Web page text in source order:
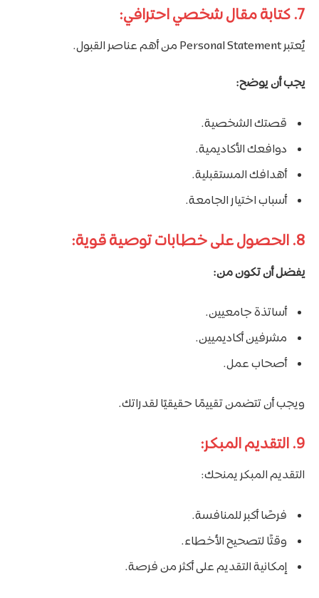
7. كتابة مقال شخصي احترافي:
يُعتبر Personal Statement من أهم عناصر القبول.
يجب أن يوضح:
قصتك الشخصية.
دوافعك الأكاديمية.
أهدافك المستقبلية.
أسباب اختيار الجامعة.
8. الحصول على خطابات توصية قوية:
يفضل أن تكون من:
أساتذة جامعيين.
مشرفين أكاديميين.
أصحاب عمل.
ويجب أن تتضمن تقييمًا حقيقيًا لقدراتك.
9. التقديم المبكر:
التقديم المبكر يمنحك:
فرصًا أكبر للمنافسة.
وقتًا لتصحيح الأخطاء.
إمكانية التقديم على أكثر من فرصة.